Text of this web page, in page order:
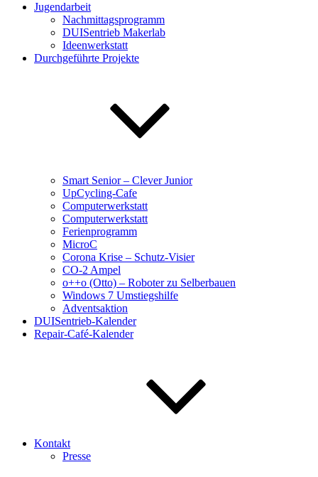
Jugendarbeit
Nachmittagsprogramm
DUISentrieb Makerlab
Ideenwerkstatt
Durchgeführte Projekte
Smart Senior – Clever Junior
UpCycling-Cafe
Computerwerkstatt
Computerwerkstatt
Ferienprogramm
MicroC
Corona Krise – Schutz-Visier
CO-2 Ampel
o++o (Otto) – Roboter zu Selberbauen
Windows 7 Umstiegshilfe
Adventsaktion
DUISentrieb-Kalender
Repair-Café-Kalender
Kontakt
Presse